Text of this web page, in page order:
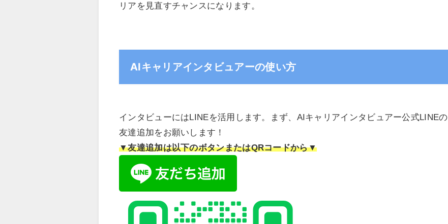
リアを見直すチャンスになります。
AIキャリアインタビュアーの使い方
インタビューにはLINEを活用します。まず、AIキャリアインタビュアー公式LINEの
友達追加をお願いします！
▼友達追加は以下のボタンまたはQRコードから▼